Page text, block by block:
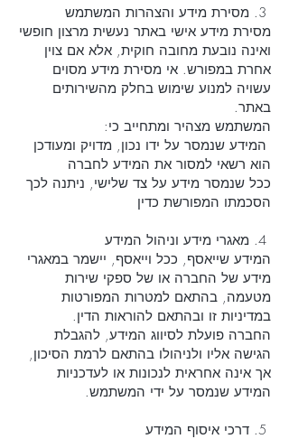
מסירת מידע אישי באתר נעשית מרצון חופשי
ואינה נובעת מחובה חוקית, אלא אם צוין
אחרת במפורש. אי מסירת מידע מסוים
עשויה למנוע שימוש בחלק מהשירותים
באתר.
המשתמש מצהיר ומתחייב כי:
המידע שנמסר על ידו נכון, מדויק ומעודכן
הוא רשאי למסור את המידע לחברה
ככל שנמסר מידע על צד שלישי, ניתנה לכך
הסכמתו המפורשת כדין
המידע שייאסף, ככל וייאסף, יישמר במאגרי
מידע של החברה או של ספקי שירות
מטעמה, בהתאם למטרות המפורטות
במדיניות זו ובהתאם להוראות הדין.
החברה פועלת לסיווג המידע, להגבלת
הגישה אליו ולניהולו בהתאם לרמת הסיכון,
אך אינה אחראית לנכונות או לעדכניות
המידע שנמסר על ידי המשתמש.